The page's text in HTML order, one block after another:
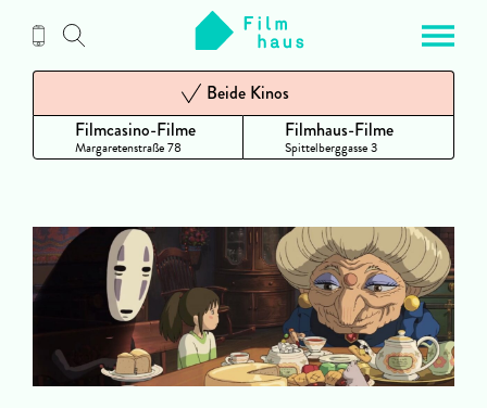
Inhalt
Filmcasino-Filme
Margaretenstraße 78
Beide Kinos
Filmhaus-Filme
Spittelberggasse 3